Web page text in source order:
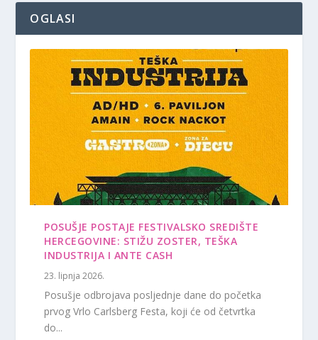
OGLASI
POSUŠJE POSTAJE FESTIVALSKO SREDIŠTE
HERCEGOVINE: STIŽU ZOSTER, TEŠKA
INDUSTRIJA I ANTE CASH
23. lipnja 2026.
Posušje odbrojava posljednje dane do početka
prvog Vrlo Carlsberg Festa, koji će od četvrtka
do...